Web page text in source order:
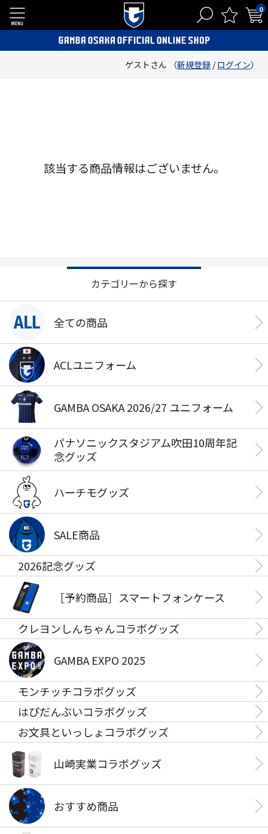
0
ゲストさん （新規登録 /ログイン）
該当する商品情報はございません。
カテゴリーから探す
全ての商品
ACLユニフォーム
GAMBA OSAKA 2026/27 ユニフォーム
パナソニックスタジアム吹田10周年記
念グッズ
ハーチモグッズ
SALE商品
2026記念グッズ
［予約商品］スマートフォンケース
クレヨンしんちゃんコラボグッズ
GAMBA EXPO 2025
モンチッチコラボグッズ
はぴだんぶいコラボグッズ
お文具といっしょコラボグッズ
山崎実業コラボグッズ
おすすめ商品